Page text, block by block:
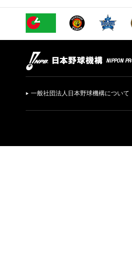
一般社団法人日本野球機構について